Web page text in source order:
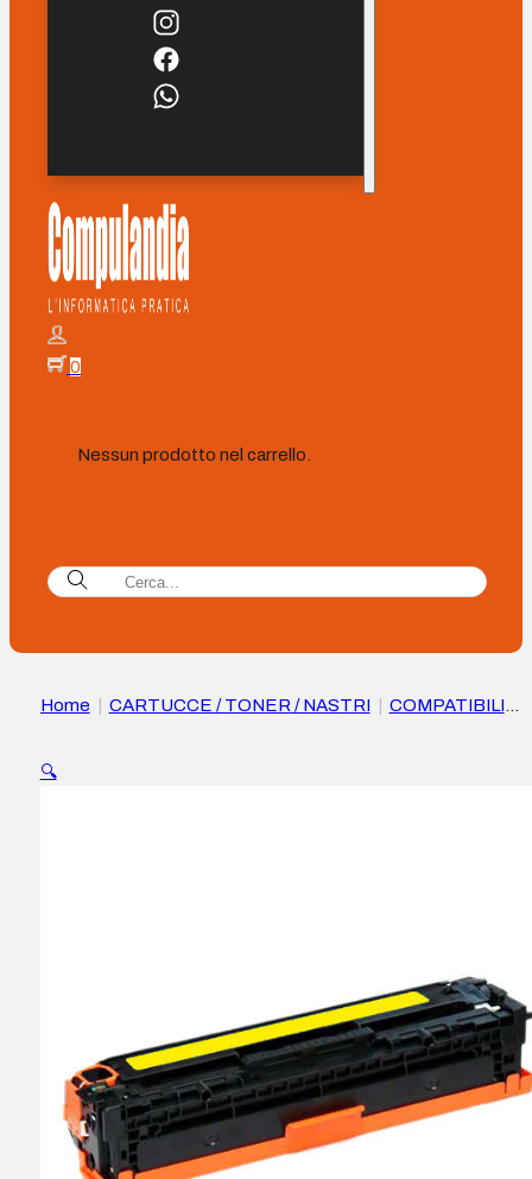
0
Nessun prodotto nel carrello.
Home CARTUCCE / TONER / NASTRI
COMPATIBILI
Sostituisce 125A/128A/131A
🔍